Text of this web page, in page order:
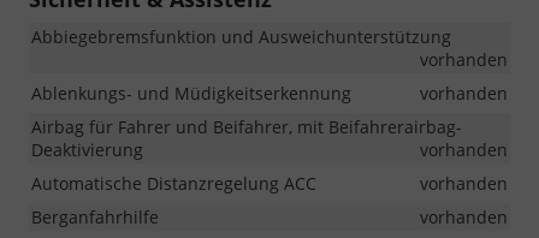
Abbiegebremsfunktion und Ausweichunterstützung
vorhanden
Ablenkungs- und Müdigkeitserkennung
vorhanden
Airbag für Fahrer und Beifahrer, mit Beifahrerairbag-
Deaktivierung
vorhanden
Automatische Distanzregelung ACC
vorhanden
Berganfahrhilfe
vorhanden